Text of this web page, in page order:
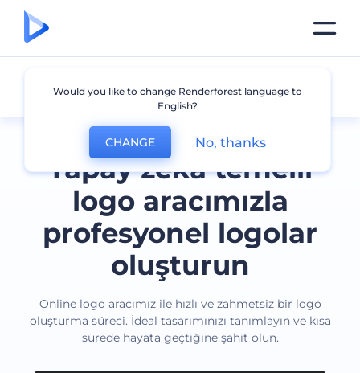
Yapay zeka temelli
logo aracımızla
profesyonel logolar
oluşturun
Online logo aracımız ile hızlı ve zahmetsiz bir logo
oluşturma süreci. İdeal tasarımınızı tanımlayın ve kısa
sürede hayata geçtiğine şahit olun.
Tüm logolar
Would you like to change Renderforest language to
English?
CHANGE No, thanks